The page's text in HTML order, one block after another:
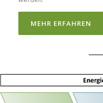
MEHR ERFAHREN